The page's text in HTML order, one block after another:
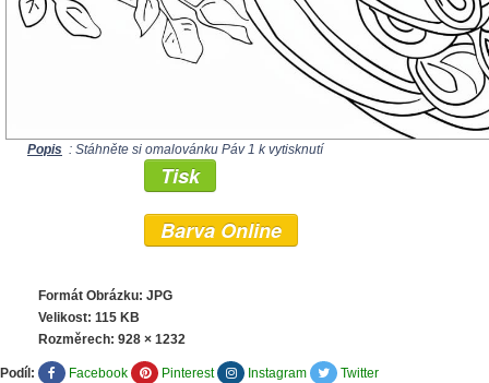
Popis : Stáhněte si omalovánku Páv 1 k vytisknutí
Tisk
Barva Online
Formát Obrázku: JPG
Velikost: 115 KB
Rozměrech: 928 × 1232
Podíl: Facebook Pinterest Instagram Twitter